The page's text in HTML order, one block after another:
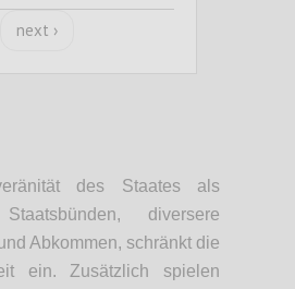
des Staates als
diversere
Abkommen, schränkt die
ein. Zusätzlich spielen
next ›